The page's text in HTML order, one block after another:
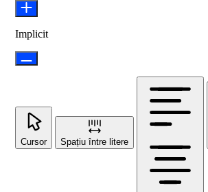
Implicit
Cursor Spațiu între litere